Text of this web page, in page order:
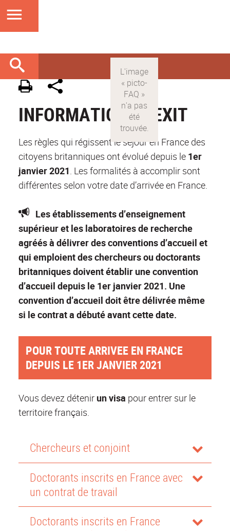
INFORMATION BREXIT
Les règles qui régissent le séjour en France des
citoyens britanniques ont évolué depuis le 1er
janvier 2021. Les formalités à accomplir sont
différentes selon votre date d’arrivée en France.
Les établissements d’enseignement
supérieur et les laboratoires de recherche
agréés à délivrer des conventions d’accueil et
qui emploient des chercheurs ou doctorants
britanniques doivent établir une convention
d’accueil depuis le 1er janvier 2021. Une
convention d’accueil doit être délivrée même
si le contrat a débuté avant cette date.
POUR TOUTE ARRIVEE EN FRANCE
DEPUIS LE 1ER JANVIER 2021
Vous devez détenir un visa pour entrer sur le
territoire français.
Chercheurs et conjoint
Doctorants inscrits en France avec
un contrat de travail
Doctorants inscrits en France